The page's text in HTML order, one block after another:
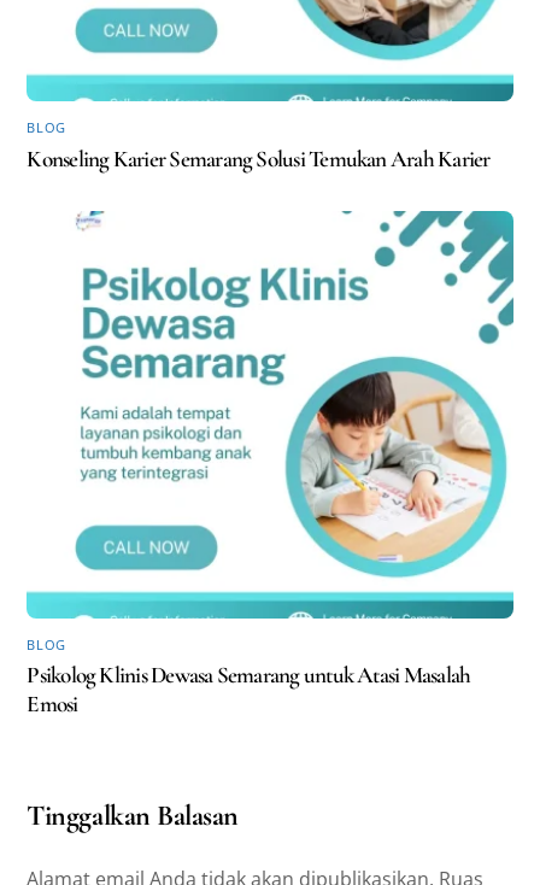
BLOG
Konseling Karier Semarang Solusi Temukan Arah Karier
BLOG
Psikolog Klinis Dewasa Semarang untuk Atasi Masalah
Emosi
Tinggalkan Balasan
Alamat email Anda tidak akan dipublikasikan. Ruas